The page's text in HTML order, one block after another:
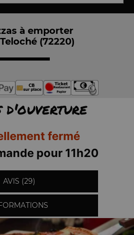
à emporter
(72220)
d'ouverture
fermé
pour 11h20
AVIS (29)